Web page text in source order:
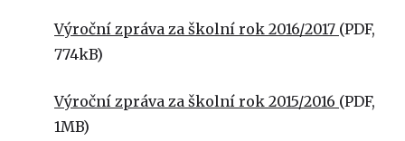
Výroční zpráva za školní rok 2016/2017 (PDF,
774kB)
Výroční zpráva za školní rok 2015/2016 (PDF,
1MB)